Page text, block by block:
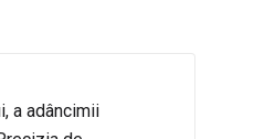
a adâncimii